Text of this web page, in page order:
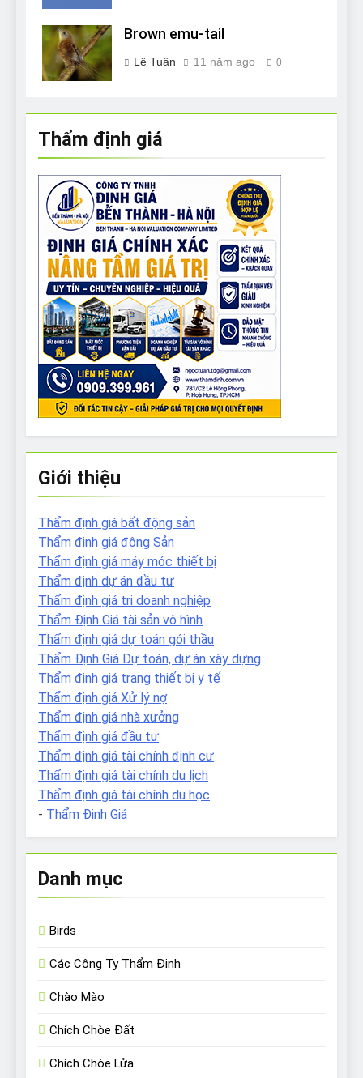
Brown emu-tail
Lê Tuân 11 năm ago 0
Thẩm định giá
Giới thiệu
Thẩm định giá bất động sản
Thẩm định giá động Sản
Thẩm định giá máy móc thiết bị
Thẩm định dự án đầu tư
Thẩm định giá tri doanh nghiệp
Thẩm Định Giá tài sản vô hình
Thẩm định giá dự toán gói thầu
Thẩm Định Giá Dự toán, dự án xây dựng
Thẩm định giá trang thiết bị y tế
Thẩm định giá Xử lý nợ
Thẩm định giá nhà xưởng
Thẩm định giá đầu tư
Thẩm định giá tài chính định cư
Thẩm định giá tài chính du lịch
Thẩm định giá tài chính du học
- Thẩm Định Giá
Danh mục
Birds
Các Công Ty Thẩm Định
Chào Mào
Chích Chòe Đất
Chích Chòe Lửa